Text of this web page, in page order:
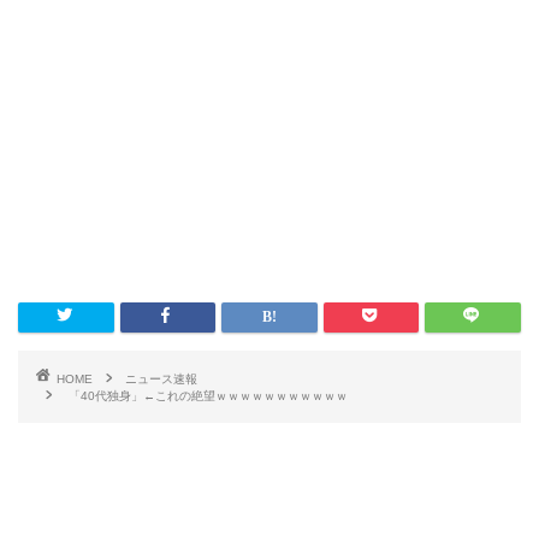
HOME
ニュース速報
「40代独身」←これの絶望ｗｗｗｗｗｗｗｗｗｗｗ